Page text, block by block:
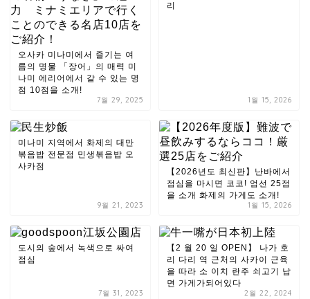
오사카 미나미에서 즐기는 여
름의 명물 「장어」의 매력 미
나미 에리어에서 갈 수 있는 명
점 10점을 소개!
7월 29, 2025
리
1월 15, 2026
미나미 지역에서 화제의 대만
볶음밥 전문점 민생볶음밥 오
사카점
9월 21, 2023
【2026년도 최신판】난바에서
점심을 마시면 코코! 엄선 25점
을 소개 화제의 가게도 소개!
1월 15, 2026
도시의 숲에서 녹색으로 싸여
점심
7월 31, 2023
【2 월 20 일 OPEN】 나가 호
리 다리 역 근처의 사카이 근육
을 따라 소 이치 란주 쇠고기 납
면 가게가되어있다
2월 22, 2024